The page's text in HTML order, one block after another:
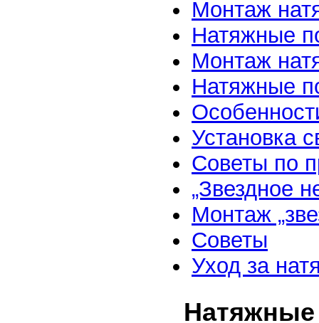
Монтаж
Натяжные
Монтаж
Натяжные
Установка
Советы по
„Звездное
Монтаж
Советы
Уход за
Натяжные